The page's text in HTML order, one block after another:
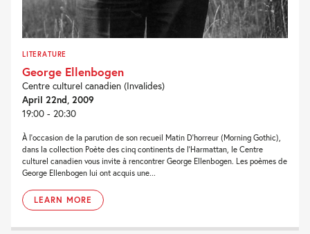
LITERATURE
George Ellenbogen
Centre culturel canadien (Invalides)
April 22nd, 2009
19:00 - 20:30
À l’occasion de la parution de son recueil Matin D’horreur (Morning Gothic),
dans la collection Poète des cinq continents de l’Harmattan, le Centre
culturel canadien vous invite à rencontrer George Ellenbogen. Les poèmes de
George Ellenbogen lui ont acquis une...
LEARN MORE